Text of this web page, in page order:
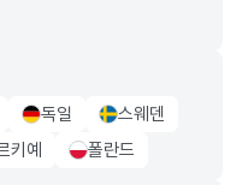
germany Flag
독일 sweden Flag
스웨덴
Flag
키예 poland Flag
폴란드